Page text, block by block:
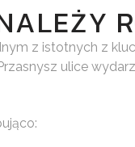
z istotnych z
ulice